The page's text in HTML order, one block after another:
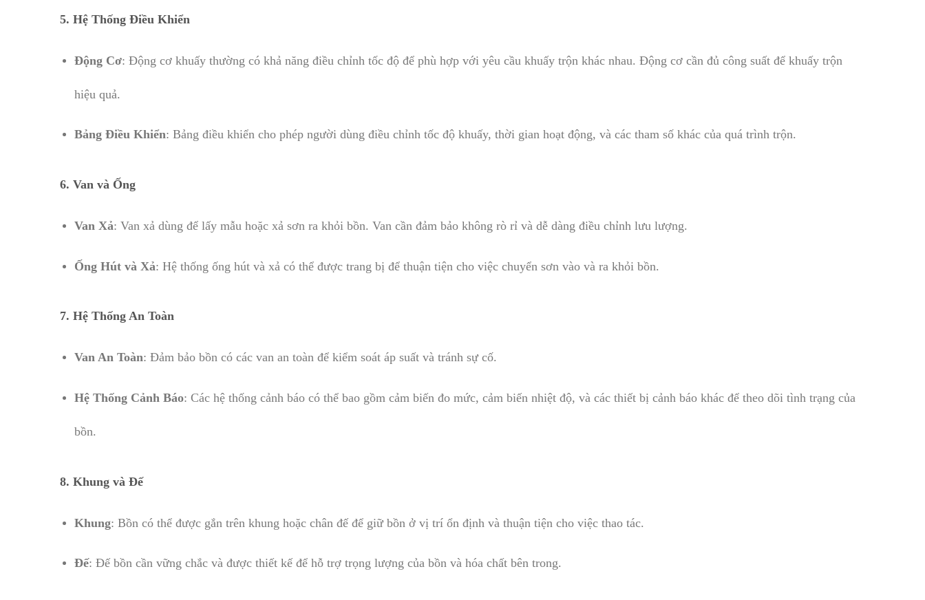
5. Hệ Thống Điều Khiển
Động Cơ: Động cơ khuấy thường có khả năng điều chỉnh tốc độ để phù hợp với yêu cầu khuấy trộn khác nhau. Động cơ cần đủ công suất để khuấy trộn
hiệu quả.
Bảng Điều Khiển: Bảng điều khiển cho phép người dùng điều chỉnh tốc độ khuấy, thời gian hoạt động, và các tham số khác của quá trình trộn.
6. Van và Ống
Van Xả: Van xả dùng để lấy mẫu hoặc xả sơn ra khỏi bồn. Van cần đảm bảo không rò rỉ và dễ dàng điều chỉnh lưu lượng.
Ống Hút và Xả: Hệ thống ống hút và xả có thể được trang bị để thuận tiện cho việc chuyển sơn vào và ra khỏi bồn.
7. Hệ Thống An Toàn
Van An Toàn: Đảm bảo bồn có các van an toàn để kiểm soát áp suất và tránh sự cố.
Hệ Thống Cảnh Báo: Các hệ thống cảnh báo có thể bao gồm cảm biến đo mức, cảm biến nhiệt độ, và các thiết bị cảnh báo khác để theo dõi tình trạng của
bồn.
8. Khung và Đế
Khung: Bồn có thể được gắn trên khung hoặc chân đế để giữ bồn ở vị trí ổn định và thuận tiện cho việc thao tác.
Đế: Đế bồn cần vững chắc và được thiết kế để hỗ trợ trọng lượng của bồn và hóa chất bên trong.